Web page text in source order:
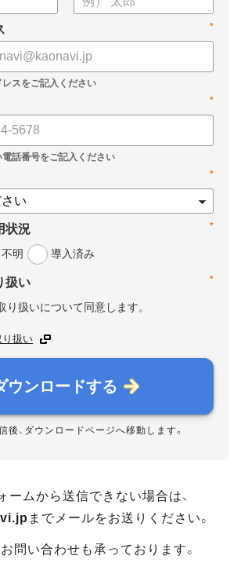
*
*
*
*
状況
不明 導入済み
*
扱い
り扱いについて同意します。
り扱い
ウンロードする
後、ダウンロードページへ移動します。
ームから送信できない場合は、
までメールをお送りください。
問い合わせも承っております。